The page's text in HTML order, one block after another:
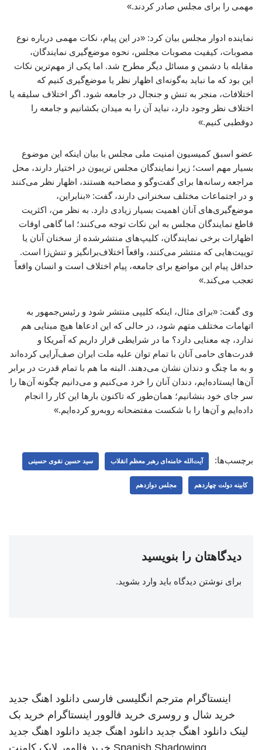
مهمی را برای مجلس صادر کردند.»
نماینده ادوار مجلس بیان کرد: «در این پیام، نکات مهمی درباره نوع
مصوبات، کیفیت مصوبات مجلس، نحوه موضع‌گیری نمایندگان،
مقابله با دشمن و مسائل دیگر مطرح شد. اما یکی از مهم‌ترین نکات
این بود که ما نباید به‌گونه‌ای اظهار نظر یا موضع‌گیری کنیم که
اختلافات، منجر به تنش و جنجال در جامعه شود. اگر اختلاف سلیقه یا
اختلاف نظر وجود دارد، نباید آن را به میدان بکشانیم و جامعه را
دوقطبی کنیم.»
عضو اسبق کمیسیون امنیت ملی مجلس با بیان اینکه این موضوع
بسیار مهم است؛ زیرا نمایندگان مجلس تریبون در اختیار دارند، محل
مراجعه رسانه‌ها برای گفت‌وگو و مصاحبه هستند، اظهار نظر می‌کنند
و در اجتماعات مختلف سخنرانی دارند، گفت: «بنابراین،
موضع‌گیری‌های آنان اهمیت بسیار زیادی دارد. به نظر من، اکثریت
قاطع نمایندگان مجلس به این نکات توجه می‌کنند؛ اما گاهی اوقات
اظهارات برخی نمایندگان، کلیپ‌های منتشرشده از سخنان آنان یا
توییت‌هایی که منتشر می‌کنند، واقعاً اختلاف‌برانگیز و تنش‌زا است.
حداقل پیام این مواضع برای جامعه، پیام اختلاف است و انسان واقعاً
تعجب می‌کند.»
وی گفت: «برای مثال، اینکه کلیپی منتشر شود و رئیس‌جمهور به
اتهامات مختلف متهم شود، در حالی که این ادعاها هیچ مبنایی هم
ندارد، چه معنایی دارد؟ ما در شرایطی قرار داریم که آمریکا و
قدرت‌های حامی آنان با تمام توان علیه ملت ایران صف‌آرایی کرده‌اند
و به ما چنگ و دندان نشان می‌دهند. البته ما هم با تمام قدرت در برابر
آن‌ها ایستاده‌ایم، دندان آنان را خرد می‌کنیم و می‌دانیم چگونه آن‌ها را
سر جای خود بنشانیم؛ همان‌طور که تاکنون بارها این کار را انجام
داده‌ایم و آن‌ها را با شکست مفتضحانه روبه‌رو کرده‌ایم.»
برچسب‌ها: آیت‌الله خامنه‌ای رهبر معظم انقلاب سید حسین نقوی حسینی
کابینه دولت چهاردهم مجلس دوازدهم
دیدگاهتان را بنویسید
برای نوشتن دیدگاه باید وارد بشوید.
اینستاگرام مترجم انگلیسی فارسی دانلود اهنگ جدید
خرید شال و روسری خرید فالوور اینستاگرام خرید بک
لینک دانلود اهنگ جدید دانلود اهنگ جدید دانلود اهنگ جدید
Spanish Shadowing خرید فالوور لایک کامنت